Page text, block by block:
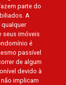
parte do
A
qualquer
seus imóveis
é
passível
de algum
devido à
implicam